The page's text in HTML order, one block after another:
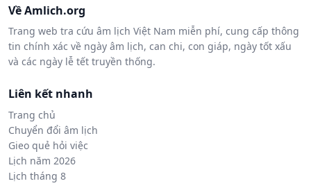
Về Amlich.org
Trang web tra cứu âm lịch Việt Nam miễn phí, cung cấp thông
tin chính xác về ngày âm lịch, can chi, con giáp, ngày tốt xấu
và các ngày lễ tết truyền thống.
Liên kết nhanh
Trang chủ
Chuyển đổi âm lịch
Gieo quẻ hỏi việc
Lịch năm 2026
Lịch tháng 8